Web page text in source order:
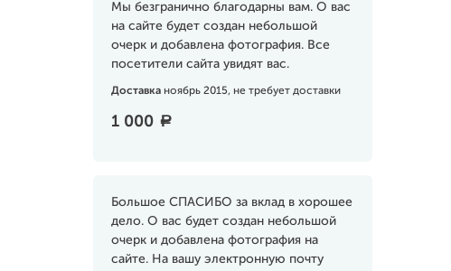
Мы безгранично благодарны вам. О вас
на сайте будет создан небольшой
очерк и добавлена фотография. Все
посетители сайта увидят вас.
Доставка ноябрь 2015, не требует доставки
1 000 a
Большое СПАСИБО за вклад в хорошее
дело. О вас будет создан небольшой
очерк и добавлена фотография на
сайте. На вашу электронную почту